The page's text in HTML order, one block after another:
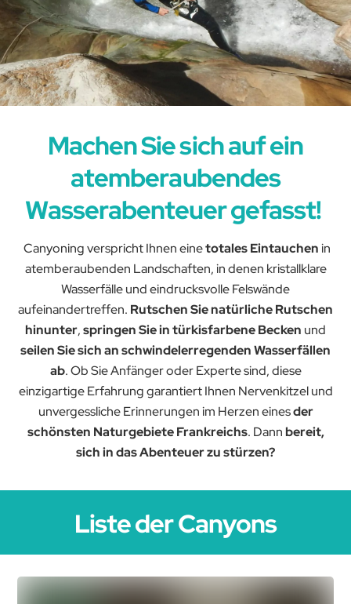
Machen Sie sich auf ein
atemberaubendes
Wasserabenteuer gefasst!
Canyoning verspricht Ihnen einetotales Eintauchenin
atemberaubenden Landschaften, in denen kristallklare
Wasserfälle und eindrucksvolle Felswände
aufeinandertreffen. Rutschen Sie natürliche Rutschen
hinunter,springen Sie in türkisfarbene Becken und
seilen Sie sich an schwindelerregenden Wasserfällen
ab.Ob Sie Anfänger oder Experte sind, diese
einzigartige Erfahrung garantiert Ihnen Nervenkitzel und
unvergessliche Erinnerungen im Herzen einesder
schönsten Naturgebiete Frankreichs. Dannbereit,
sich in das Abenteuer zu stürzen?
Liste der Canyons